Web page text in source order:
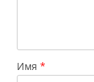
Имя *